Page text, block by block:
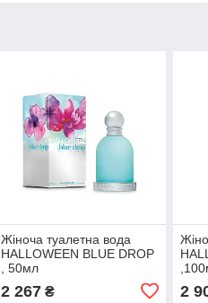
Жіноча туалетна вода
HALLOWEEN BLUE DROP
, 50мл
2 267₴ 2